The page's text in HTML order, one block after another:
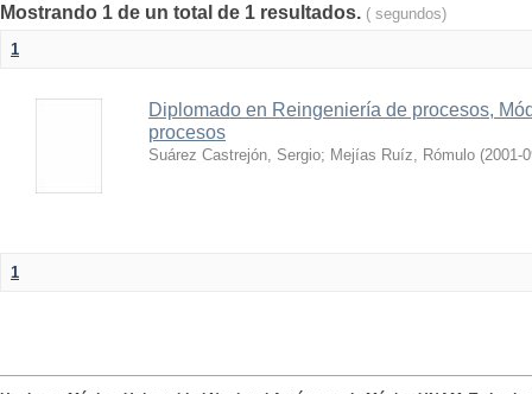
Mostrando 1 de un total de 1 resultados. ( segundos)
1
Diplomado en Reingeniería de procesos,
procesos
Suárez Castrejón, Sergio; Mejías Ruíz, Rómulo (2001-
1